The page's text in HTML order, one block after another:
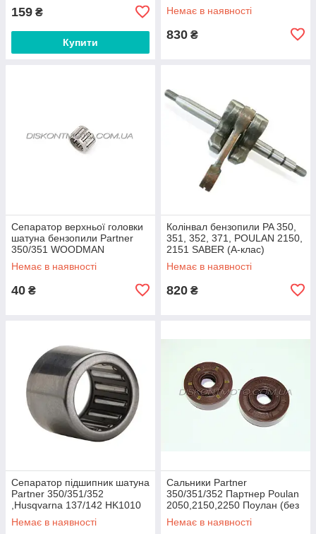
159 ₴
Купити
Немає в наявності
830 ₴
Сепаратор верхньої головки
шатуна бензопили Partner
350/351 WOODMAN
Немає в наявності
40 ₴
Колінвал бензопили PA 350,
351, 352, 371, POULAN 2150,
2151 SABER (А-клас)
Немає в наявності
820 ₴
Сепаратор підшипник шатуна
Partner 350/351/352
,Husqvarna 137/142 HK1010
10x14x10 NTN (Японія)
Немає в наявності
Сальники Partner
350/351/352 Партнер Poulan
2050,2150,2250 Поулан (без
ребер и фаски, пара)
HEMOGUM
Немає в наявності